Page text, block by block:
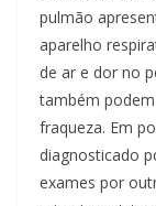
pulmão
aparelho
de ar e dor no
também
fraqueza. Em
diagnosticado
exames por